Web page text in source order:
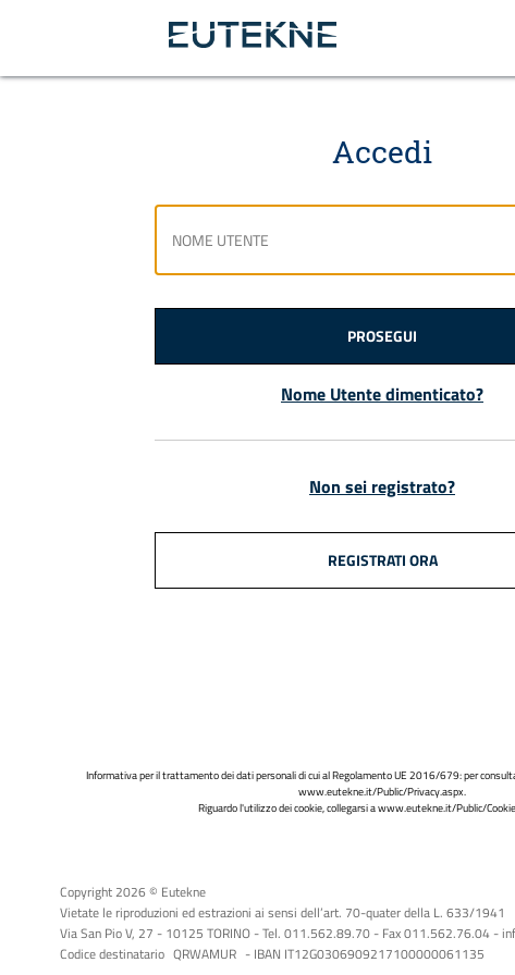
Accedi
PROSEGUI
Nome Utente dimenticato?
Non sei registrato?
REGISTRATI ORA
Informativa per il trattamento dei dati personali di cui al Regolamento UE 2016/679: per
www.eutekne.it/Public/Privacy.aspx.
Riguardo l'utilizzo dei cookie, collegarsi awww.eutekne.it/Public/
Copyright 2026 © Eutekne
Vietate le riproduzioni ed estrazioni ai sensi dell’art. 70-quater della L. 633/1941
Via San Pio V, 27 - 10125 TORINO - Tel. 011.562.89.70 - Fax 011.562.76.04 -
Codice destinatario QRWAMUR - IBAN IT12G0306909217100000061135